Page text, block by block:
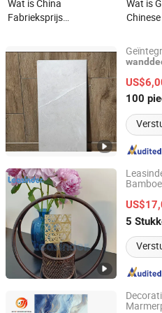
Wat is China
Fabrieksprijs
Wanddecoratie voor
Nieuwe Gebouwen &
Constructie Buitenwand
Decoratiemateriaal
Wat is
Isolatie
Bouw
100
Linyi Changyuan International
Shandong, China
5
Zhejiang Leasinder
Zhejiang, China